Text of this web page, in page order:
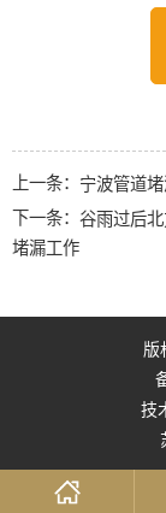
上一条： 宁波管道
下一条： 谷雨过后
堵漏工作
版
技